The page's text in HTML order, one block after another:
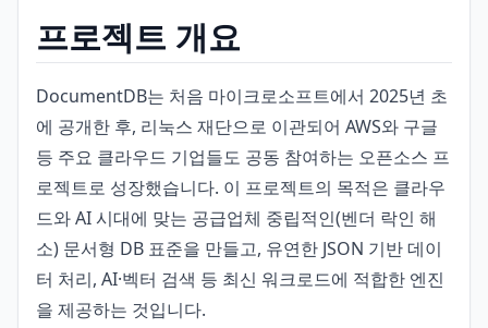
프로젝트 개요
DocumentDB는 처음 마이크로소프트에서 2025년 초
에 공개한 후, 리눅스 재단으로 이관되어 AWS와 구글
등 주요 클라우드 기업들도 공동 참여하는 오픈소스 프
로젝트로 성장했습니다. 이 프로젝트의 목적은 클라우
드와 AI 시대에 맞는 공급업체 중립적인(벤더 락인 해
소) 문서형 DB 표준을 만들고, 유연한 JSON 기반 데이
터 처리, AI·벡터 검색 등 최신 워크로드에 적합한 엔진
을 제공하는 것입니다.